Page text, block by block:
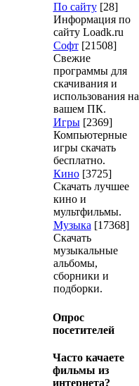
По сайту [28]
Информация по
сайту Loadk.ru
Софт [21508]
Свежие
программы для
скачивания и
использования на
вашем ПК.
Игры [2369]
Компьютерные
игры скачать
бесплатно.
Кино [3725]
Скачать лучшее
кино и
мультфильмы.
Музыка [17368]
Скачать
музыкальные
альбомы,
сборники и
подборки.
Опрос
посетителей
Часто качаете
фильмы из
интернета?